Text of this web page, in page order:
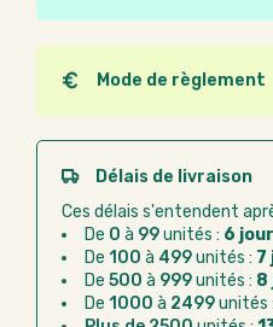
Ce produit est éco-conçu,
matériaux recyclés ou
peuvent plus facilement
après utilisation. L'origine
n'entre pas dans les
Mode de règlement
Quel que soit le mode de
passer commande en ligne
Paiement CB :
Virement bancaire :
après la commande
Chorus Pro :
administratif après la
Délais de livraison
Ces délais s'entendent
De 0 à 99unités : 6
De 100 à 499unités : 7
De 500 à 999unités : 8
De 1000 à 2499unités :